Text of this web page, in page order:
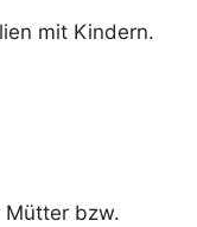
mit Kindern.
Mütter bzw.